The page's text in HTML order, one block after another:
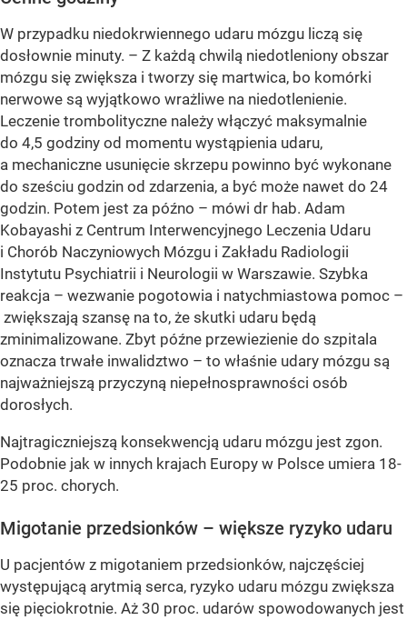
W przypadku niedokrwiennego udaru mózgu liczą się
dosłownie minuty. – Z każdą chwilą niedotleniony obszar
mózgu się zwiększa i tworzy się martwica, bo komórki
nerwowe są wyjątkowo wrażliwe na niedotlenienie.
Leczenie trombolityczne należy włączyć maksymalnie
do 4,5 godziny od momentu wystąpienia udaru,
a mechaniczne usunięcie skrzepu powinno być wykonane
do sześciu godzin od zdarzenia, a być może nawet do 24
godzin. Potem jest za późno – mówi dr hab. Adam
Kobayashi z Centrum Interwencyjnego Leczenia Udaru
i Chorób Naczyniowych Mózgu i Zakładu Radiologii
Instytutu Psychiatrii i Neurologii w Warszawie. Szybka
reakcja – wezwanie pogotowia i natychmiastowa pomoc –
zwiększają szansę na to, że skutki udaru będą
zminimalizowane. Zbyt późne przewiezienie do szpitala
oznacza trwałe inwalidztwo – to właśnie udary mózgu są
najważniejszą przyczyną niepełnosprawności osób
dorosłych.
Najtragiczniejszą konsekwencją udaru mózgu jest zgon.
Podobnie jak w innych krajach Europy w Polsce umiera 18-
25 proc. chorych.
Migotanie przedsionków – większe ryzyko udaru
U pacjentów z migotaniem przedsionków, najczęściej
występującą arytmią serca, ryzyko udaru mózgu zwiększa
się pięciokrotnie. Aż 30 proc. udarów spowodowanych jest